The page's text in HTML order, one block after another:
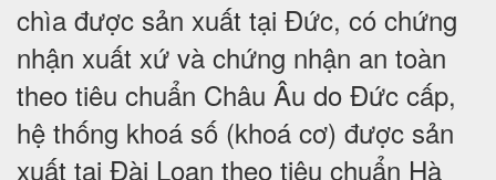
chìa được sản xuất tại Đức, có chứng
nhận xuất xứ và chứng nhận an toàn
theo tiêu chuẩn Châu Âu do Đức cấp,
hệ thống khoá số (khoá cơ) được sản
xuất tại Đài Loan theo tiêu chuẩn Hà